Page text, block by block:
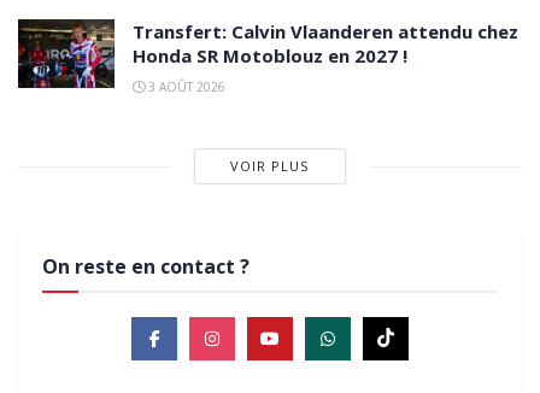
Transfert: Calvin Vlaanderen attendu chez
Honda SR Motoblouz en 2027 !
3 AOÛT 2026
VOIR PLUS
On reste en contact ?